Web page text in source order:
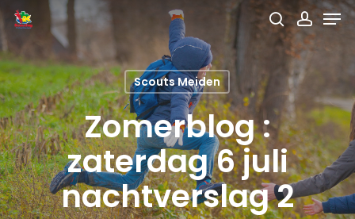
Skip
to
main
content
search
Scouts Meiden
Zomerblog :
zaterdag 6 juli
nachtverslag 2